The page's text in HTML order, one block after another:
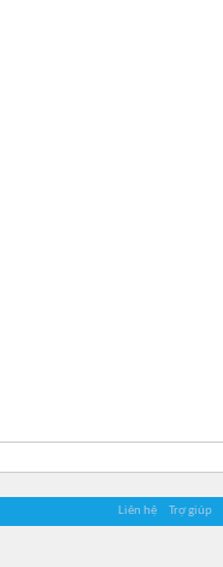
Liên hệ Trợ giúp